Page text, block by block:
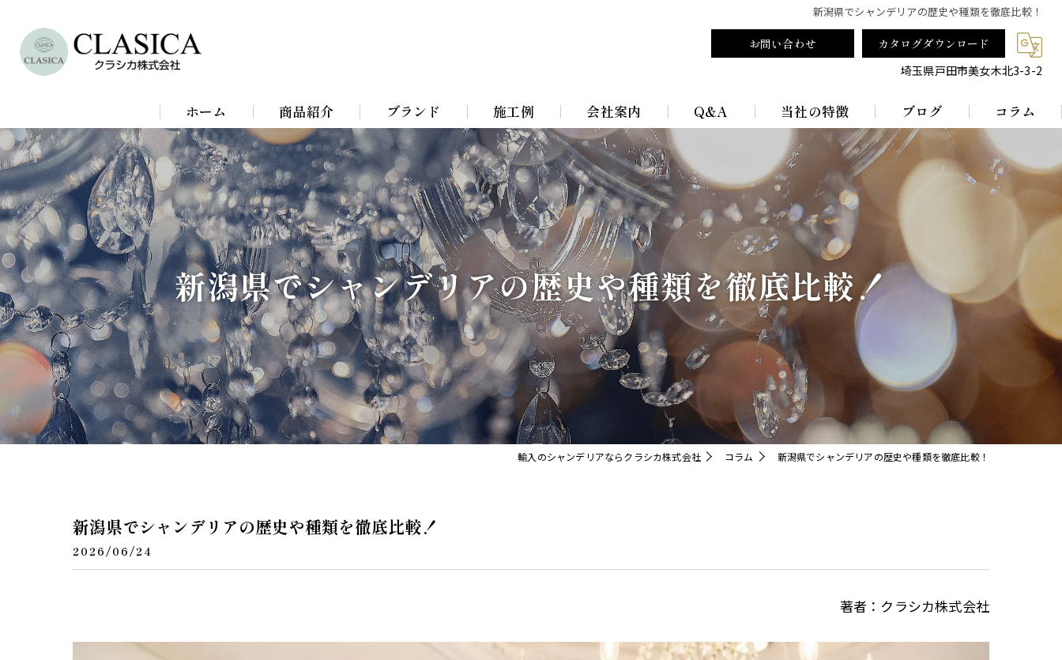
新潟県でシャンデリアの歴史や種類を徹底比較！
お問い合わせ
カタログダウンロード
埼玉県戸田市美女木北3-3-2
ホーム 商品紹介
シャンデリア
シーリングライト
スタンドライト
ブラケットライト
ペンダントライト
門灯
ブランド
Bohemian Chandeliers
Murano Blown Glass
William Morris lamps
Toile De Jouy Lamps
Orla Kiely Lamps
施工例 会社案内 Q&A 当社の特徴
テーブルランプ
ランプシェード
レトロ
クリスタル
ブログ コラム
新潟県でシャンデリアの歴史や種類を徹底比較！
輸入のシャンデリアならクラシカ株式会社 コラム 新潟県でシャンデリアの歴史や種類を徹底比較！
新潟県でシャンデリアの歴史や種類を徹底比較！
2026/06/24
著者：クラシカ株式会社